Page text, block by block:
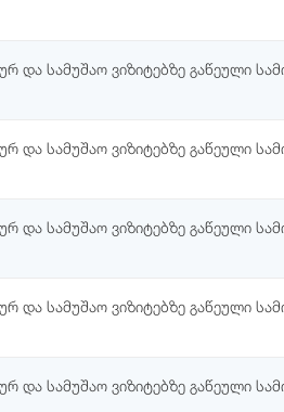
და სამუშაო ვიზიტებზე გაწეული
და სამუშაო ვიზიტებზე გაწეული
და სამუშაო ვიზიტებზე გაწეული
და სამუშაო ვიზიტებზე გაწეული
და სამუშაო ვიზიტებზე გაწეული